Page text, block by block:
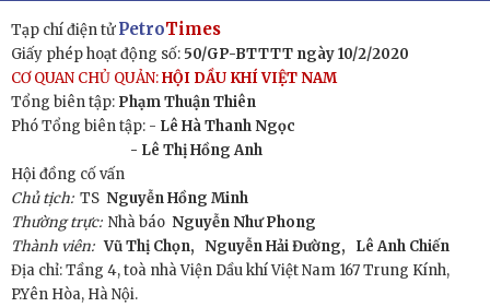
Tạp chí điện tửPetroTimes
Giấy phép hoạt động số: 50/GP-BTTTT ngày 10/2/2020
CƠ QUAN CHỦ QUẢN:HỘI DẦU KHÍ VIỆT NAM
Tổng biên tập: Phạm Thuận Thiên
Phó Tổng biên tập: - Lê Hà Thanh Ngọc
- Lê Thị Hồng Anh
Hội đồng cố vấn
Chủ tịch:TS Nguyễn Hồng Minh
Thường trực: Nhà báo Nguyễn Như Phong
Thành viên: Vũ Thị Chọn, Nguyễn Hải Đường,
Lê Anh Chiến
Địa chỉ: Tầng 4, toà nhà Viện Dầu khí Việt Nam 167 Trung Kính,
P.Yên Hòa, Hà Nội.